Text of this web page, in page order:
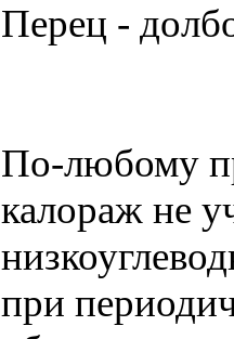
Перец -
По-любому
калораж не
при